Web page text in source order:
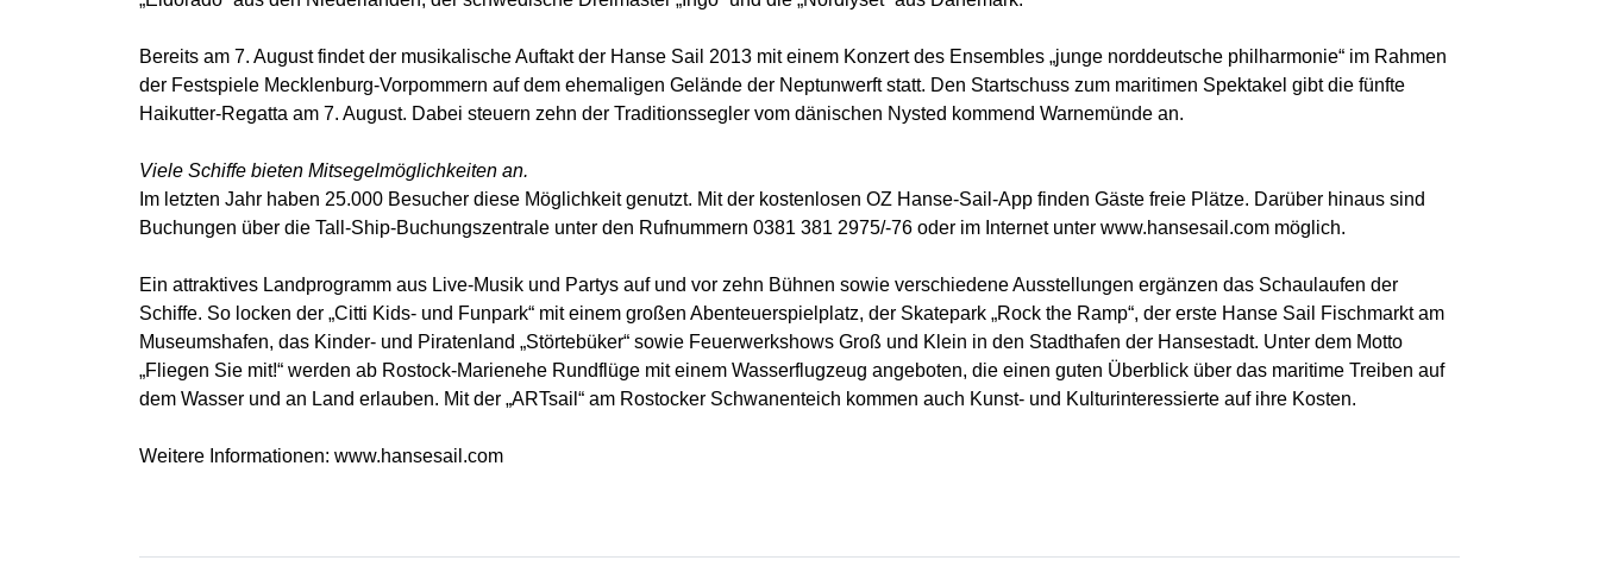
Bereits am 7. August findet der musikalische Auftakt der Hanse Sail 2013 mit einem Konzert des Ensembles „junge norddeutsche philharmonie“ im Rahmen
der Festspiele Mecklenburg-Vorpommern auf dem ehemaligen Gelände der Neptunwerft statt. Den Startschuss zum maritimen Spektakel gibt die fünfte
Haikutter-Regatta am 7. August. Dabei steuern zehn der Traditionssegler vom dänischen Nysted kommend Warnemünde an.
Viele Schiffe bieten Mitsegelmöglichkeiten an.
Im letzten Jahr haben 25.000 Besucher diese Möglichkeit genutzt. Mit der kostenlosen OZ Hanse-Sail-App finden Gäste freie Plätze. Darüber hinaus sind
Buchungen über die Tall-Ship-Buchungszentrale unter den Rufnummern 0381 381 2975/-76 oder im Internet unter www.hansesail.com möglich.
Ein attraktives Landprogramm aus Live-Musik und Partys auf und vor zehn Bühnen sowie verschiedene Ausstellungen ergänzen das Schaulaufen der
Schiffe. So locken der „Citti Kids- und Funpark“ mit einem großen Abenteuerspielplatz, der Skatepark „Rock the Ramp“, der erste Hanse Sail Fischmarkt am
Museumshafen, das Kinder- und Piratenland „Störtebüker“ sowie Feuerwerkshows Groß und Klein in den Stadthafen der Hansestadt. Unter dem Motto
„Fliegen Sie mit!“ werden ab Rostock-Marienehe Rundflüge mit einem Wasserflugzeug angeboten, die einen guten Überblick über das maritime Treiben auf
dem Wasser und an Land erlauben. Mit der „ARTsail“ am Rostocker Schwanenteich kommen auch Kunst- und Kulturinteressierte auf ihre Kosten.
Weitere Informationen: www.hansesail.com